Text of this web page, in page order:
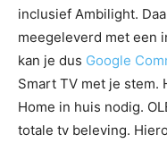
inclusief Ambilight.
meegeleverd met een
kan je dus Google
Smart TV met je stem.
Home in huis nodig.
totale tv beleving.